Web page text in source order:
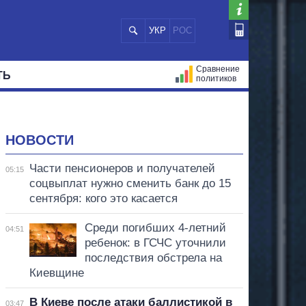
УКР РОС
Сравнение
политиков
НОВОСТИ
05:15
Части пенсионеров и получателей
соцвыплат нужно сменить банк до 15
сентября: кого это касается
04:51
Среди погибших 4-летний
ребенок: в ГСЧС уточнили
последствия обстрела на
Киевщине
03:47
В Киеве после атаки баллистикой в